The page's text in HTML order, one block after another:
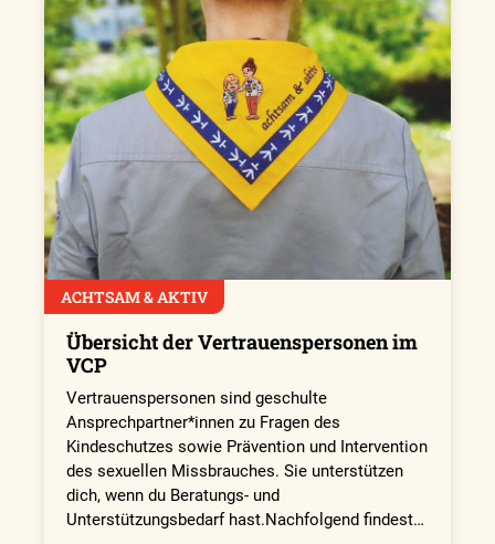
ACHTSAM & AKTIV
Übersicht der Vertrauenspersonen im
VCP
Vertrauenspersonen sind geschulte
Ansprechpartner*innen zu Fragen des
Kindeschutzes sowie Prävention und Intervention
des sexuellen Missbrauches. Sie unterstützen
dich, wenn du Beratungs- und
Unterstützungsbedarf hast.Nachfolgend findest…